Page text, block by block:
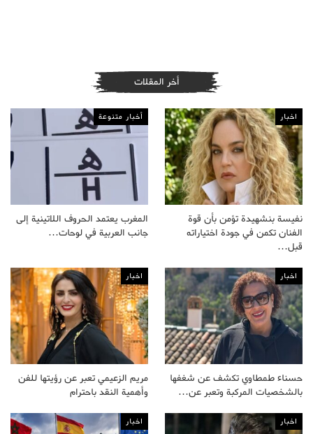
أخر المقلات
اخبار
نفيسة بنشهيدة تؤمن بأن قوة
الفنان تكمن في جودة اختياراته
قبل…
أخبار متنوعة
المغرب يعتمد الحروف اللاتينية إلى
جانب العربية في لوحات…
اخبار
حسناء طمطاوي تكشف عن شغفها
بالشخصيات المركبة وتعبر عن…
اخبار
مريم الزعيمي تعبر عن رؤيتها للفن
وأهمية النقد باحترام
اخبار اخبار